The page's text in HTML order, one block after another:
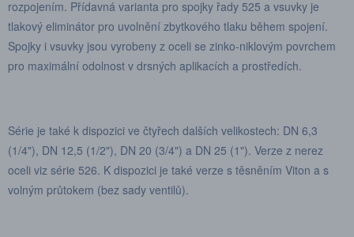
rozpojením. Přídavná varianta pro spojky řady 525 a vsuvky je
tlakový eliminátor pro uvolnění zbytkového tlaku během spojení.
Spojky i vsuvky jsou vyrobeny z oceli se zinko-niklovým povrchem
pro maximální odolnost v drsných aplikacích a prostředích.
Série je také k dispozici ve čtyřech dalších velikostech: DN 6,3
(1/4"), DN 12,5 (1/2"), DN 20 (3/4") a DN 25 (1"). Verze z nerez
oceli viz série 526. K dispozici je také verze s těsněním Viton a s
volným průtokem (bez sady ventilů).